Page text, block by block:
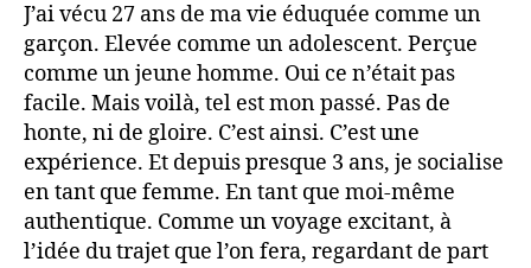
J’ai vécu 27 ans de ma vie éduquée comme un
garçon. Elevée comme un adolescent. Perçue
comme un jeune homme. Oui ce n’était pas
facile. Mais voilà, tel est mon passé. Pas de
honte, ni de gloire. C’est ainsi. C’est une
expérience. Et depuis presque 3 ans, je socialise
en tant que femme. En tant que moi-même
authentique. Comme un voyage excitant, à
l’idée du trajet que l’on fera, regardant de part